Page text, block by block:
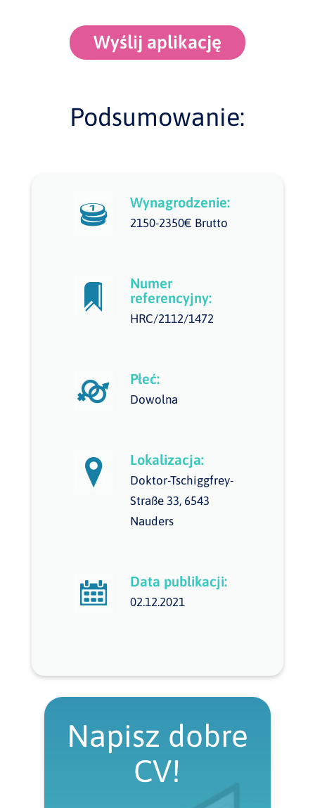
Wyślij aplikację
Podsumowanie:
Wynagrodzenie:
2150-2350€ Brutto
Numer
referencyjny:
HRC/2112/1472
Płeć:
Dowolna
Lokalizacja:
Doktor-Tschiggfrey-
Straße 33, 6543
Nauders
Data publikacji:
02.12.2021
Napisz dobre
CV!